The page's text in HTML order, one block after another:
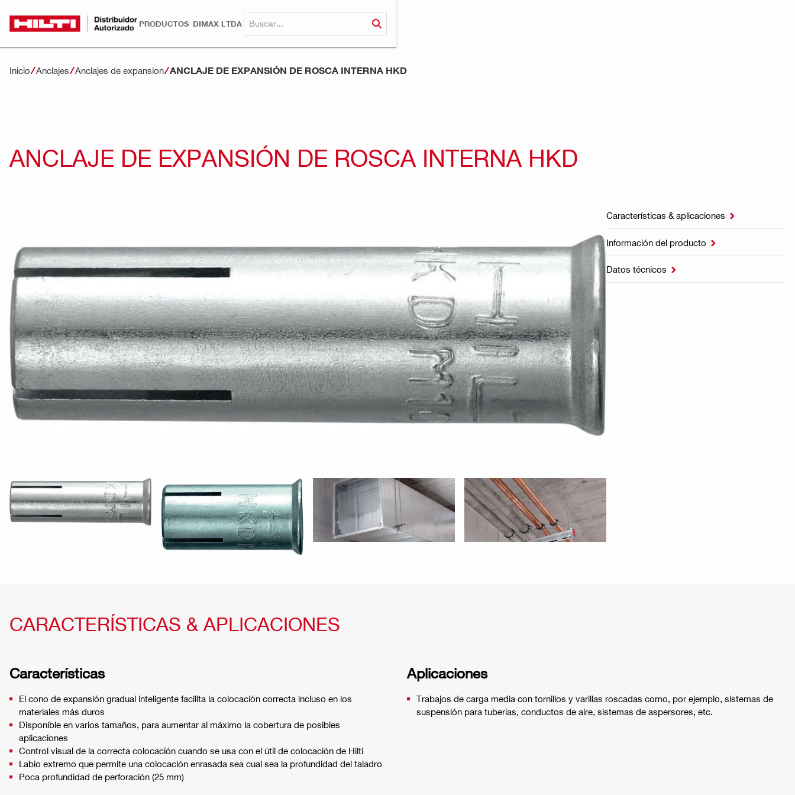
PRODUCTOS DIMAX LTDA
Inicio Anclajes Anclajes de expansion ANCLAJE DE EXPANSIÓN DE ROSCA INTERNA HKD
ANCLAJE DE EXPANSIÓN DE ROSCA INTERNA HKD
Características & aplicaciones 
Información del producto 
Datos técnicos 
CARACTERÍSTICAS & APLICACIONES
Características
El cono de expansión gradual inteligente facilita la colocación correcta incluso en los
materiales más duros
Disponible en varios tamaños, para aumentar al máximo la cobertura de posibles
aplicaciones
Control visual de la correcta colocación cuando se usa con el útil de colocación de Hilti
Labio extremo que permite una colocación enrasada sea cual sea la profundidad del taladro
Poca profundidad de perforación (25 mm)
Aplicaciones
Trabajos de carga media con tornillos y varillas roscadas como, por ejemplo, sistemas de
suspensión para tuberías, conductos de aire, sistemas de aspersores, etc.